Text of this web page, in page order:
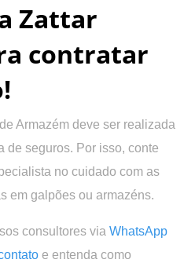
Zattar
contratar
Armazém deve ser realizada
de seguros. Por isso, conte
no cuidado com as
em galpões ou armazéns.
consultores via WhatsApp
e entenda como